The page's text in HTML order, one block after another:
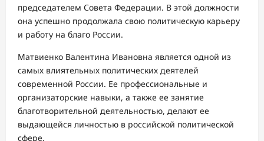
председателем Совета Федерации. В этой должности
она успешно продолжала свою политическую карьеру
и работу на благо России.
Матвиенко Валентина Ивановна является одной из
самых влиятельных политических деятелей
современной России. Ее профессиональные и
организаторские навыки, а также ее занятие
благотворительной деятельностью, делают ее
выдающейся личностью в российской политической
сфере.